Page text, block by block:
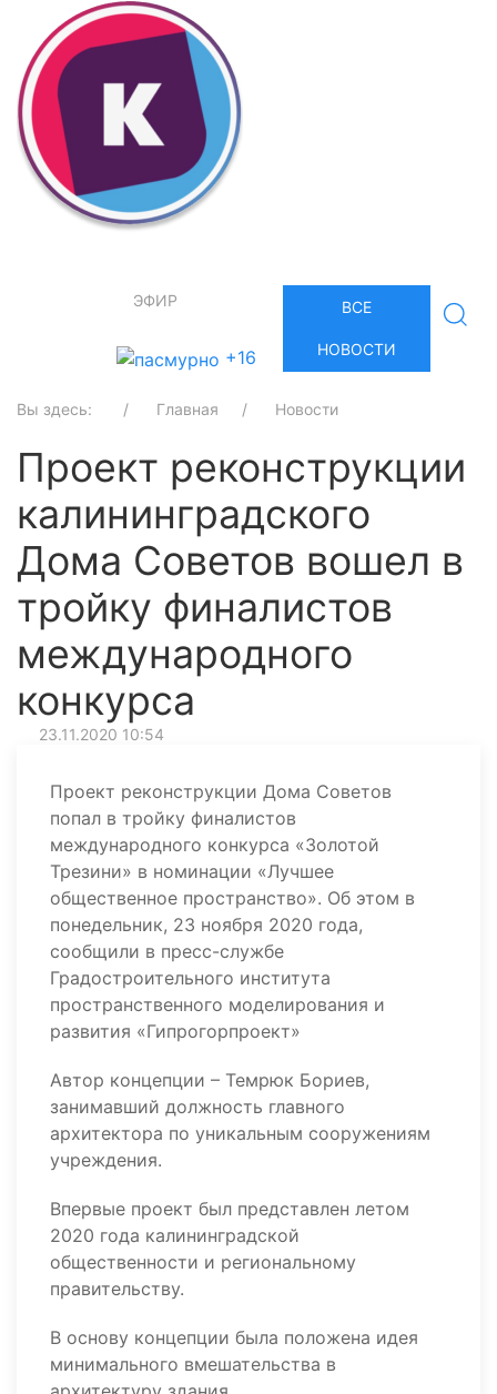
ЭФИР
+16
ВСЕ
НОВОСТИ
Вы здесь: Главная Новости
Проект реконструкции
калининградского
Дома Советов вошел в
тройку финалистов
международного
конкурса
23.11.2020 10:54
Проект реконструкции Дома Советов
попал в тройку финалистов
международного конкурса «Золотой
Трезини» в номинации «Лучшее
общественное пространство». Об этом в
понедельник, 23 ноября 2020 года,
сообщили в пресс-службе
Градостроительного института
пространственного моделирования и
развития «Гипрогорпроект»
Автор концепции – Темрюк Бориев,
занимавший должность главного
архитектора по уникальным сооружениям
учреждения.
Впервые проект был представлен летом
2020 года калининградской
общественности и региональному
правительству.
В основу концепции была положена идея
минимального вмешательства в